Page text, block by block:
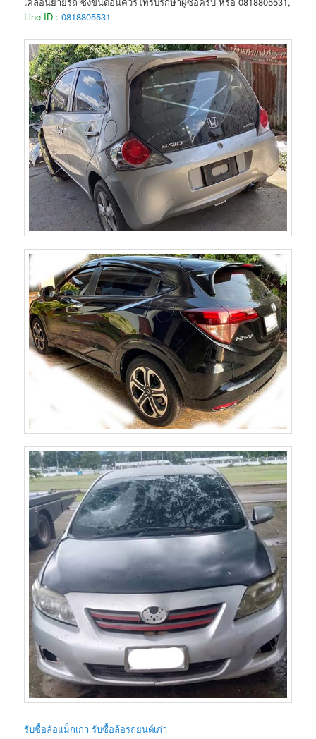
Line ID :0818805531
รับซื้อล้อแม็กเก่า รับซื้อล้อรถยนต์เก่า